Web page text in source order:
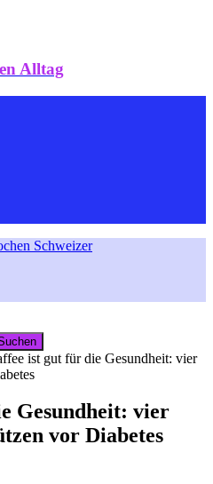
Alltag
Schweizer
ist gut für die Gesundheit: vier
Gesundheit: vier
vor Diabetes